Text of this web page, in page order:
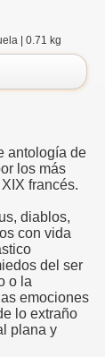
| 0.71 kg
antología de
los más
francés.
diablos,
con vida
del ser
o la
emociones
lo extraño
plana y